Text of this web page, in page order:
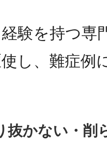
験を持つ専
し、難症例
かない・削